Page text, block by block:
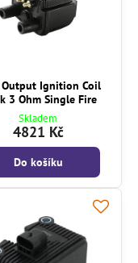
Ignition Coil
3 Ohm Single Fire
Skladem
4821 Kč
Do košíku